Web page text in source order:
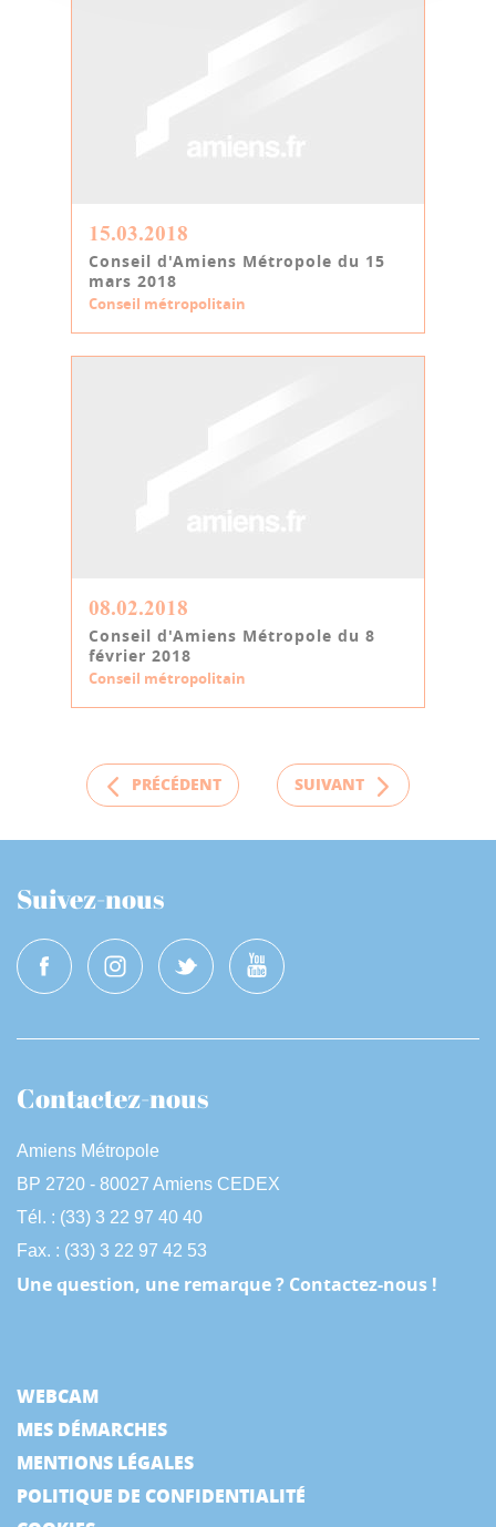
15.03.2018
Conseil d'Amiens Métropole du 15
mars 2018
Conseil métropolitain
08.02.2018
Conseil d'Amiens Métropole du 8
février 2018
Conseil métropolitain
PRÉCÉDENT SUIVANT
Suivez-nous
Contactez-nous
Amiens Métropole
BP 2720 - 80027 Amiens CEDEX
Tél. : (33) 3 22 97 40 40
Fax. : (33) 3 22 97 42 53
Une question, une remarque ? Contactez-nous !
WEBCAM
MES DÉMARCHES
MENTIONS LÉGALES
POLITIQUE DE CONFIDENTIALITÉ